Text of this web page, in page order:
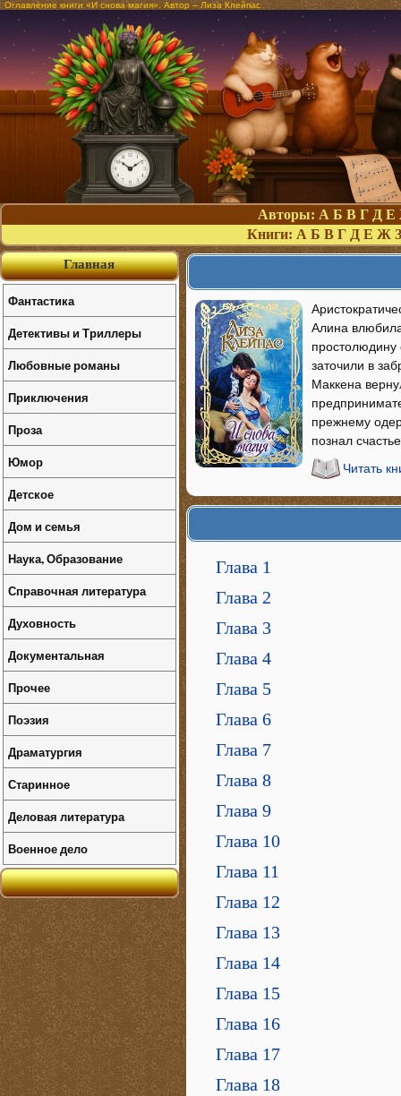
Оглавление книги «И снова магия». Автор – Лиза Клейпас
Авторы: А Б В Г Д Е
Книги: А Б В Г Д Е Ж З
Алина
простолюдину
заточили в
Маккена
прежнему
познал
Читать
Глава 1
Глава 2
Глава 3
Глава 4
Глава 5
Глава 6
Глава 7
Глава 8
Глава 9
Глава 10
Глава 11
Глава 12
Глава 13
Глава 14
Глава 15
Глава 16
Глава 17
Глава 18
Главная
Фантастика
Детективы и Триллеры
Любовные романы
Приключения
Проза
Юмор
Детское
Дом и семья
Наука, Образование
Справочная литература
Духовность
Документальная
Прочее
Поэзия
Драматургия
Старинное
Деловая литература
Военное дело